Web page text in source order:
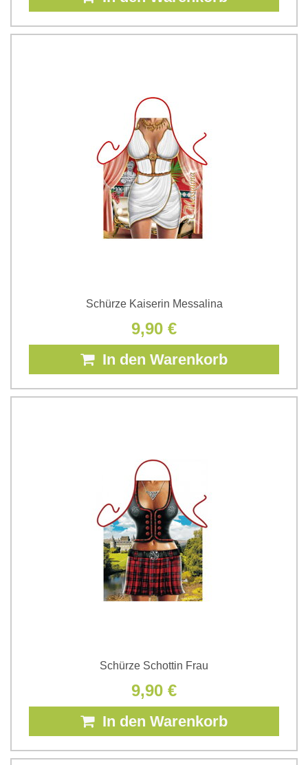
Schürze Kaiserin Messalina
9,90 €
In den Warenkorb
Schürze Schottin Frau
9,90 €
In den Warenkorb